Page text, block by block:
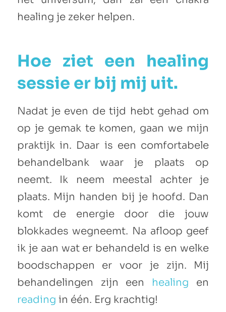
healing je zeker helpen.
Hoe ziet een healing
sessie er bij mij uit.
Nadat je even de tijd hebt gehad om
op je gemak te komen, gaan we mijn
praktijk in. Daar is een comfortabele
behandelbank waar je plaats op
neemt. Ik neem meestal achter je
plaats. Mijn handen bij je hoofd. Dan
komt de energie door die jouw
blokkades wegneemt. Na afloop geef
ik je aan wat er behandeld is en welke
boodschappen er voor je zijn. Mij
behandelingen zijn een healing en
reading in één. Erg krachtig!